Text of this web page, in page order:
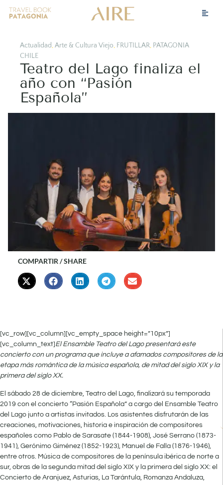
Actualidad,Arte & Cultura Viejo, FRUTILLAR, PATAGONIA
CHILE
Teatro del Lago finaliza el
año con “Pasión
Española”
COMPARTIR / SHARE
[vc_row][vc_column][vc_empty_space height=”10px”]
[vc_column_text] El Ensamble Teatro del Lago presentará este
concierto con un programa que incluye a afamados compositores de la
etapa más romántica de la música española, de mitad del siglo XIX y la
primera del siglo XX.
El sábado 28 de diciembre, Teatro del Lago, finalizará su temporada
2019 con el concierto “Pasión Española” a cargo del Ensamble Teatro
del Lago junto a artistas invitados. Los asistentes disfrutarán de las
creaciones, motivaciones, historia e inspiración de compositores
españoles como Pablo de Sarasate (1844-1908), José Serrano (1873-
1941), Gerónimo Giménez (1852-1923), Manuel de Falla (1876-1946),
entre otros. Música de compositores de la península ibérica de norte a
sur, obras de la segunda mitad del siglo XIX y la primera del siglo XX: el
Concierto de Aranjuez, Asturias, La Tarántula, Romanza Andaluza,